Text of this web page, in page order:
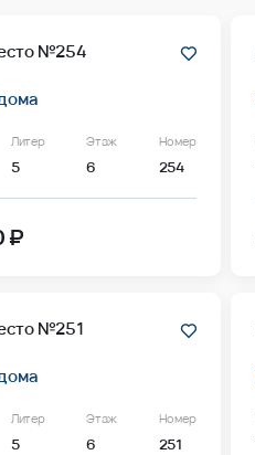
№254
Литер
5
Этаж
6
Номер
254
₽
№251
Литер
5
Этаж
6
Номер
251